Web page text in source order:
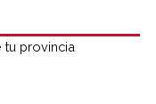
tu provincia